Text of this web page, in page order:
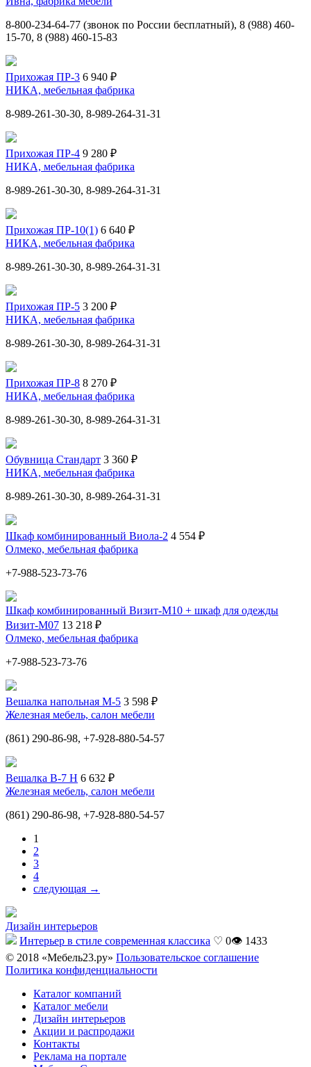
8-800-234-64-77 (звонок по России бесплатный), 8 (988) 460-
15-70, 8 (988) 460-15-83
Прихожая ПР-3 6 940 ₽
НИКА, мебельная фабрика
8-989-261-30-30, 8-989-264-31-31
Прихожая ПР-4 9 280 ₽
НИКА, мебельная фабрика
8-989-261-30-30, 8-989-264-31-31
Прихожая ПР-10(1) 6 640 ₽
НИКА, мебельная фабрика
8-989-261-30-30, 8-989-264-31-31
Прихожая ПР-5 3 200 ₽
НИКА, мебельная фабрика
8-989-261-30-30, 8-989-264-31-31
Прихожая ПР-8 8 270 ₽
НИКА, мебельная фабрика
8-989-261-30-30, 8-989-264-31-31
Обувница Стандарт 3 360 ₽
НИКА, мебельная фабрика
8-989-261-30-30, 8-989-264-31-31
Шкаф комбинированный Виола-2 4 554 ₽
Олмеко, мебельная фабрика
+7-988-523-73-76
Шкаф комбинированный Визит-М10 + шкаф для одежды
Визит-М07 13 218 ₽
Олмеко, мебельная фабрика
+7-988-523-73-76
Вешалка напольная М-5 3 598 ₽
Железная мебель, салон мебели
(861) 290-86-98, +7-928-880-54-57
Вешалка В-7 Н 6 632 ₽
Железная мебель, салон мебели
(861) 290-86-98, +7-928-880-54-57
1
2
3
4
следующая →
Дизайн интерьеров
Интерьер в стиле современная классика ♡ 0👁 1433
© 2018 «Мебель23.ру» Пользовательское соглашение
Политика конфиденциальности
Каталог компаний
Каталог мебели
Дизайн интерьеров
Акции и распродажи
Контакты
Реклама на портале